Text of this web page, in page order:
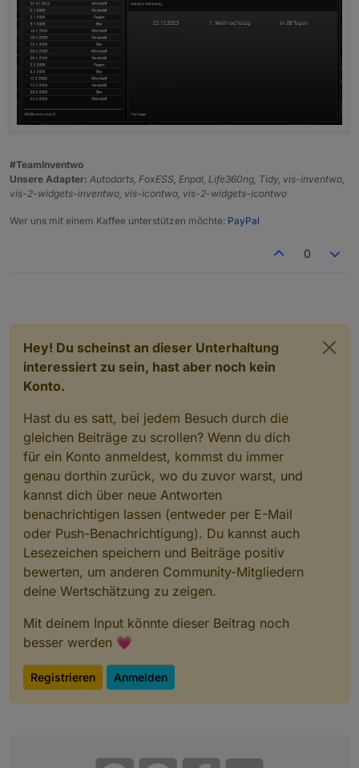
#TeamInventwo
Unsere Adapter: Autodarts, FoxESS, Enpal, Life360ng, Tidy, vis-inventwo,
vis-2-widgets-inventwo, vis-icontwo, vis-2-widgets-icontwo
Wer uns mit einem Kaffee unterstützen möchte: PayPal
0
Hey! Du scheinst an dieser Unterhaltung
interessiert zu sein, hast aber noch kein
Konto.
Hast du es satt, bei jedem Besuch durch die
gleichen Beiträge zu scrollen? Wenn du dich
für ein Konto anmeldest, kommst du immer
genau dorthin zurück, wo du zuvor warst, und
kannst dich über neue Antworten
benachrichtigen lassen (entweder per E-Mail
oder Push-Benachrichtigung). Du kannst auch
Lesezeichen speichern und Beiträge positiv
bewerten, um anderen Community-Mitgliedern
deine Wertschätzung zu zeigen.
Mit deinem Input könnte dieser Beitrag noch
besser werden 💗
Registrieren Anmelden